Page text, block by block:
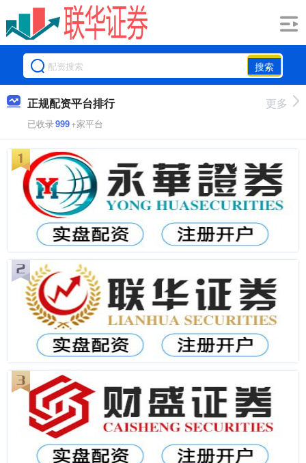
搜索
正规配资平台排行
已收录999+家平台
更多